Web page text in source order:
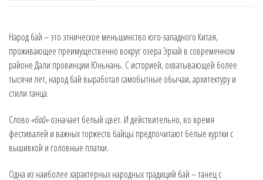
Народ бай – это этническое меньшинство юго-западного Китая,
проживающее преимущественно вокруг озера Эрхай в современном
районе Дали провинции Юньнань. С историей, охватывающей более
тысячи лет, народ бай выработал самобытные обычаи, архитектуру и
стили танца.
Слово «бай»означает белый цвет. И действительно, во время
фестивалей и важных торжеств байцы предпочитают белые куртки с
вышивкой и головные платки.
Одна из наиболее характерных народных традиций бай – танец с